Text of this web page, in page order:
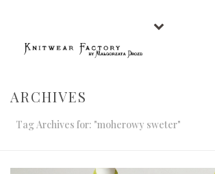
ARCHIVES
Tag Archives for: "moherowy sweter"